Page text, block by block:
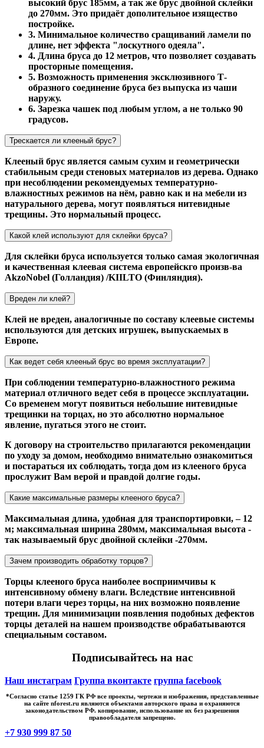
высокий брус 185мм, а так же брус двойной склейки
до 270мм. Это придаёт дополительное изящество
постройке.
3. Минимальное количество сращиваний ламели по
длине, нет эффекта "лоскутного одеяла".
4. Длина бруса до 12 метров, что позволяет создавать
просторные помещения.
5. Возможность применения эксклюзивного Т-
образного соединение бруса без выпуска из чаши
наружу.
6. Зарезка чашек под любым углом, а не только 90
градусов.
Трескается ли клееный брус?
Клееный брус является самым сухим и геометрически
стабильным среди стеновых материалов из дерева. Однако
при несоблюдении рекомендуемых температурно-
влажностных режимов на нём, равно как и на мебели из
натурального дерева, могут появляться нитевидные
трещины. Это нормальный процесс.
Какой клей используют для склейки бруса?
Для склейки бруса используется только самая экологичная
и качественная клеевая система европейскго произв-ва
AkzoNobel (Голландия) /KIILTO (Финляндия).
Вреден ли клей?
Клей не вреден, аналогичные по составу клеевые системы
используются для детских игрушек, выпускаемых в
Европе.
Как ведет себя клееный брус во время эксплуатации?
При соблюдении температурно-влажностного режима
материал отличного ведет себя в процессе эксплуатации.
Со временем могут появиться небольшие нитевидные
трещинки на торцах, но это абсолютно нормальное
явление, пугаться этого не стоит.
К договору на строительство прилагаются рекомендации
по уходу за домом, необходимо внимательно ознакомиться
и постараться их соблюдать, тогда дом из клееного бруса
прослужит Вам верой и правдой долгие годы.
Какие максимальные размеры клееного бруса?
Максимальная длина, удобная для транспортировки, – 12
м; максимальная ширина 280мм, максимальная высота -
так называемый брус двойной склейки -270мм.
Зачем производить обработку торцов?
Торцы клееного бруса наиболее восприимчивы к
интенсивному обмену влаги. Вследствие интенсивной
потери влаги через торцы, на них возможно появление
трещин. Для минимизации появления подобных дефектов
торцы деталей на нашем производстве обрабатываются
специальным составом.
Подписывайтесь на нас
Наш инстаграм Группа вконтакте группа facebook
*Cогласно статье 1259 ГК РФ все проекты, чертежи и изображения, представленные
на сайте nforest.ru являются объектами авторского права и охраняются
законодательством РФ. копирование, использование их без разрешения
правообладателя запрещено.
+7 930 999 87 50